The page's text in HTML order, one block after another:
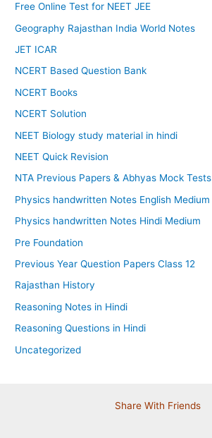
Free Online Test for NEET JEE
Geography Rajasthan India World Notes
JET ICAR
NCERT Based Question Bank
NCERT Books
NCERT Solution
NEET Biology study material in hindi
NEET Quick Revision
NTA Previous Papers & Abhyas Mock Tests
Physics handwritten Notes English Medium
Physics handwritten Notes Hindi Medium
Pre Foundation
Previous Year Question Papers Class 12
Rajasthan History
Reasoning Notes in Hindi
Reasoning Questions in Hindi
Uncategorized
Share With Friends